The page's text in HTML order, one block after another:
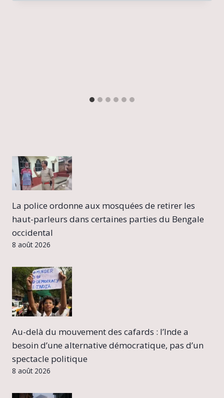
La police ordonne aux mosquées de retirer les
haut-parleurs dans certaines parties du Bengale
occidental
8 août 2026
Au-delà du mouvement des cafards : l’Inde a
besoin d’une alternative démocratique, pas d’un
spectacle politique
8 août 2026